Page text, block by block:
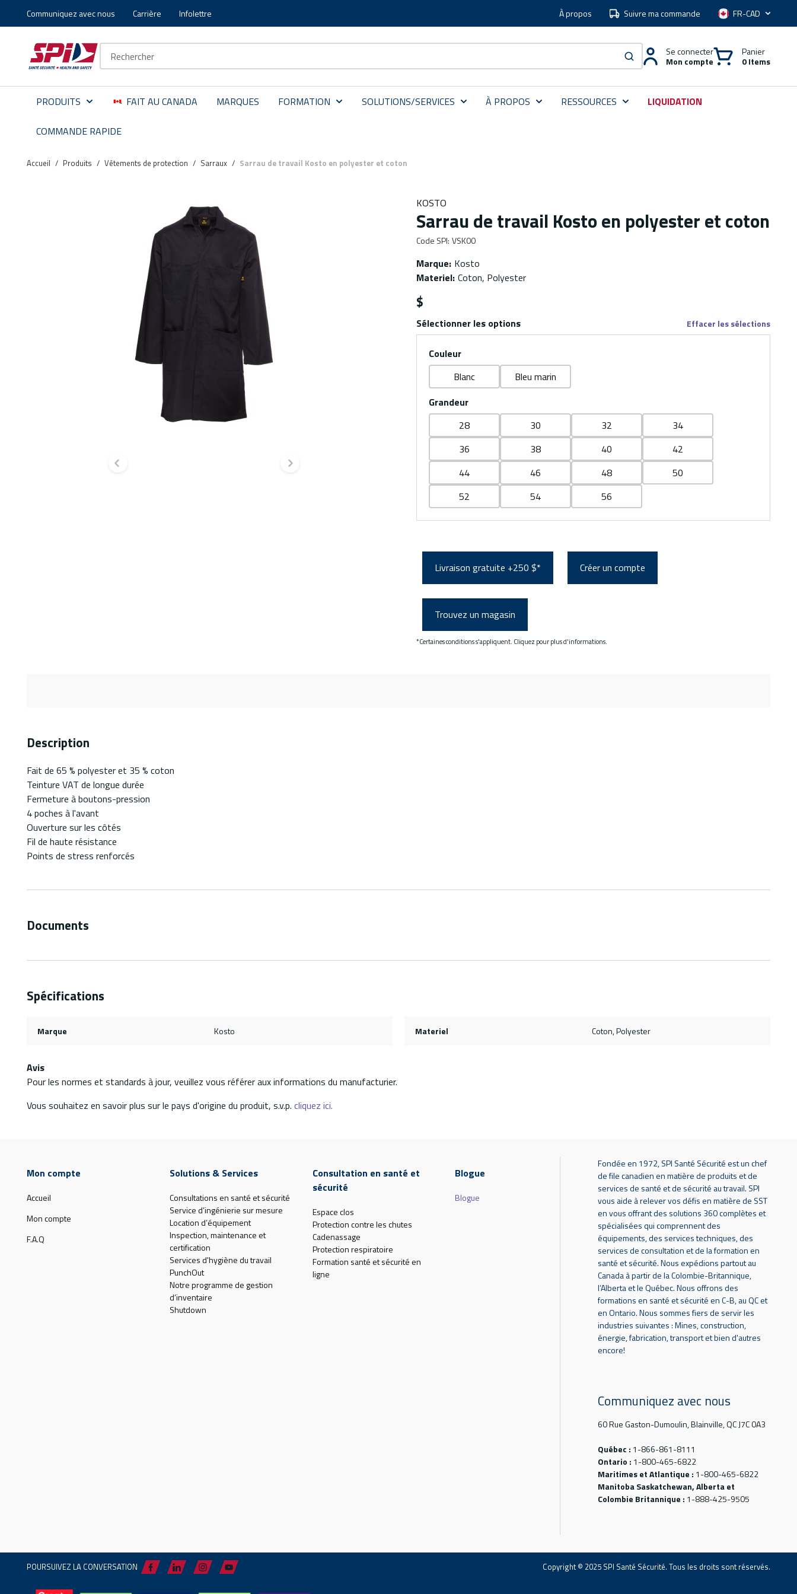
Aller au contenu principal
Skip to menu
Skip to footer
Communiquez avec nous Carrière Infolettre À propos Suivre ma commande Langue
soumettre une recherche
Se connecter
Mon compte
Panier
0 Items
PRODUITS FAIT AU CANADA MARQUES FORMATION SOLUTIONS/SERVICES À PROPOS RESSOURCES LIQUIDATION
COMMANDE RAPIDE
Accueil / Produits / Vêtements de protection / Sarraux / Sarrau de travail Kosto en polyester et coton
Diapositive précédenteDiapositive suivante
KOSTO
Sarrau de travail Kosto en polyester et coton
Code SPI: VSK00
Marque: Kosto
Materiel: Coton, Polyester
$
Sélectionner les options Effacer les sélections
Couleur
Blanc
Bleu marin
Grandeur
28
30 32
34
36
38 40
42
44
46 48
50
52
54 56
Livraison gratuite +250 $* Créer un compte
Trouvez un magasin
*Certaines conditions s'appliquent. Cliquez pour plus d'informations.
Description
Fait de 65 % polyester et 35 % coton
Teinture VAT de longue durée
Fermeture à boutons-pression
4 poches à l'avant
Ouverture sur les côtés
Fil de haute résistance
Points de stress renforcés
Documents
Spécifications
Marque Kosto Materiel Coton, Polyester
Avis
Pour les normes et standards à jour, veuillez vous référer aux informations du manufacturier.
Vous souhaitez en savoir plus sur le pays d'origine du produit, s.v.p. cliquez ici.
Mon compte
Accueil
Mon compte
F.A.Q
Solutions & Services
Consultations en santé et sécurité
Service d’ingénierie sur mesure
Location d’équipement
Inspection, maintenance et
certification
Services d'hygiène du travail
PunchOut
Notre programme de gestion
d’inventaire
Shutdown
Consultation en santé et
sécurité
Espace clos
Protection contre les chutes
Cadenassage
Protection respiratoire
Formation santé et sécurité en
ligne
Blogue
Blogue
Fondée en 1972, SPI Santé Sécurité est un chef
de file canadien en matière de produits et de
services de santé et de sécurité au travail. SPI
vous aide à relever vos défis en matière de SST
en vous offrant des solutions 360 complètes et
spécialisées qui comprennent des
équipements, des services techniques, des
services de consultation et de la formation en
santé et sécurité. Nous expédions partout au
Canada à partir de la Colombie-Britannique,
l’Alberta et le Québec. Nous offrons des
formations en santé et sécurité en C-B, au QC et
en Ontario. Nous sommes fiers de servir les
industries suivantes : Mines, construction,
énergie, fabrication, transport et bien d'autres
encore!
Communiquez avec nous
60 Rue Gaston-Dumoulin, Blainville, QC J7C 0A3
Québec : 1-866-861-8111
Ontario : 1-800-465-6822
Maritimes et Atlantique : 1-800-465-6822
Manitoba Saskatchewan, Alberta et
Colombie Britannique : 1-888-425-9505
POURSUIVEZ LA CONVERSATION Copyright © 2025 SPI Santé Sécurité. Tous les droits sont réservés.